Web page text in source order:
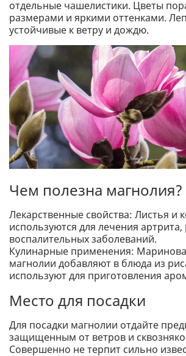
отдельные чашелистики. Цветы
размерами и яркими оттенками.
устойчивые к ветру и дождю.
Чем полезна магнолия?
Лекарственные свойства: Листья и
используются для лечения
воспалительных заболеваний.
Кулинарные применения:
магнолии добавляют в блюда из
используют для приготовления
Место для посадки
Для посадки магнолии отдайте
защищенным от ветров и
Совершенно не терпит сильно